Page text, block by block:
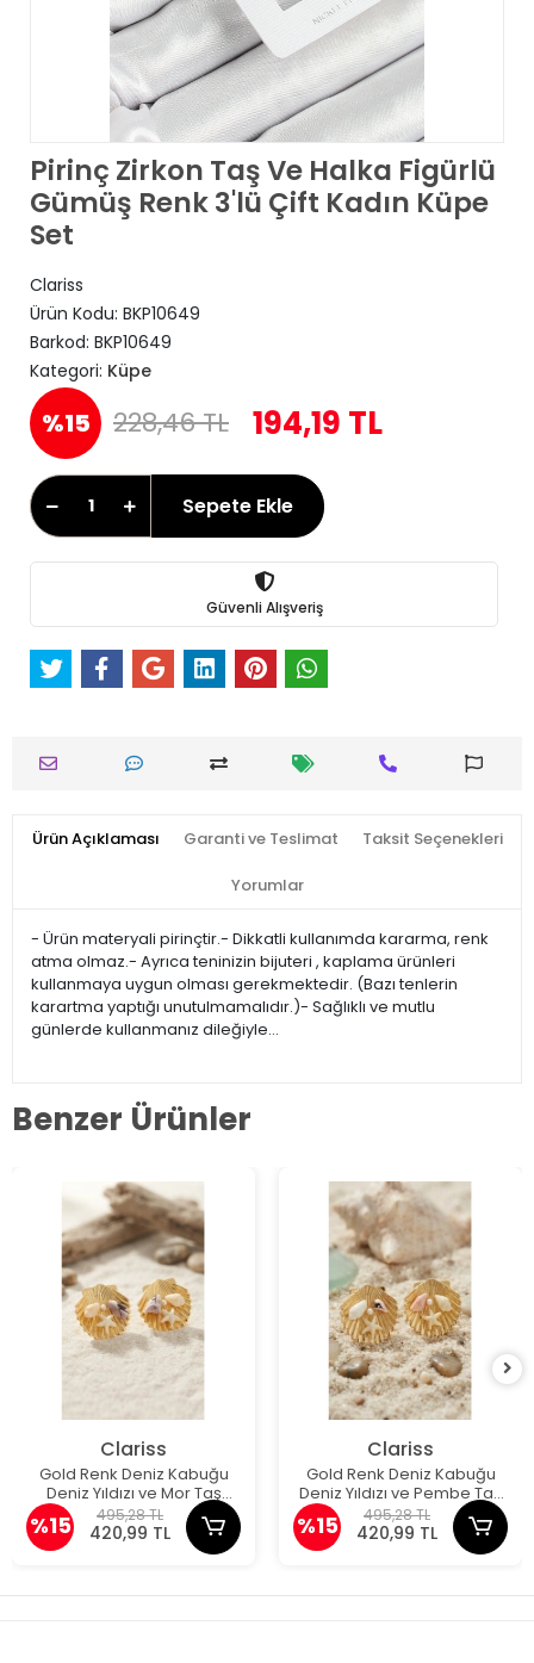
Pirinç Zirkon Taş Ve Halka Figürlü
Gümüş Renk 3'lü Çift Kadın Küpe
Set
Clariss
Ürün Kodu: BKP10649
Barkod: BKP10649
Kategori: Küpe
%15 228,46 TL 194,19 TL
Sepete Ekle
Güvenli Alışveriş
Ürün Açıklaması Garanti ve Teslimat Taksit Seçenekleri
Yorumlar
- Ürün materyali pirinçtir.- Dikkatli kullanımda kararma, renk
atma olmaz.- Ayrıca teninizin bijuteri , kaplama ürünleri
kullanmaya uygun olması gerekmektedir. (Bazı tenlerin
karartma yaptığı unutulmamalıdır.)- Sağlıklı ve mutlu
günlerde kullanmanız dileğiyle…
Benzer Ürünler
Clariss
Gold Renk Deniz Kabuğu
Deniz Yıldızı ve Mor Taş
Detaylı Küpe
%15 495,28 TL
420,99 TL
Clariss
Gold Renk Deniz Kabuğu
Deniz Yıldızı ve Pembe Taş
Detaylı Küpe
%15 495,28 TL
420,99 TL